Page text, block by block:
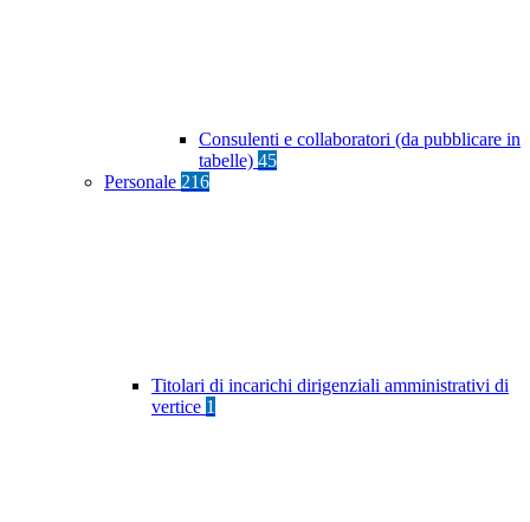
Consulenti e collaboratori (da pubblicare in
tabelle) 45
Personale 216
Titolari di incarichi dirigenziali amministrativi di
vertice 1